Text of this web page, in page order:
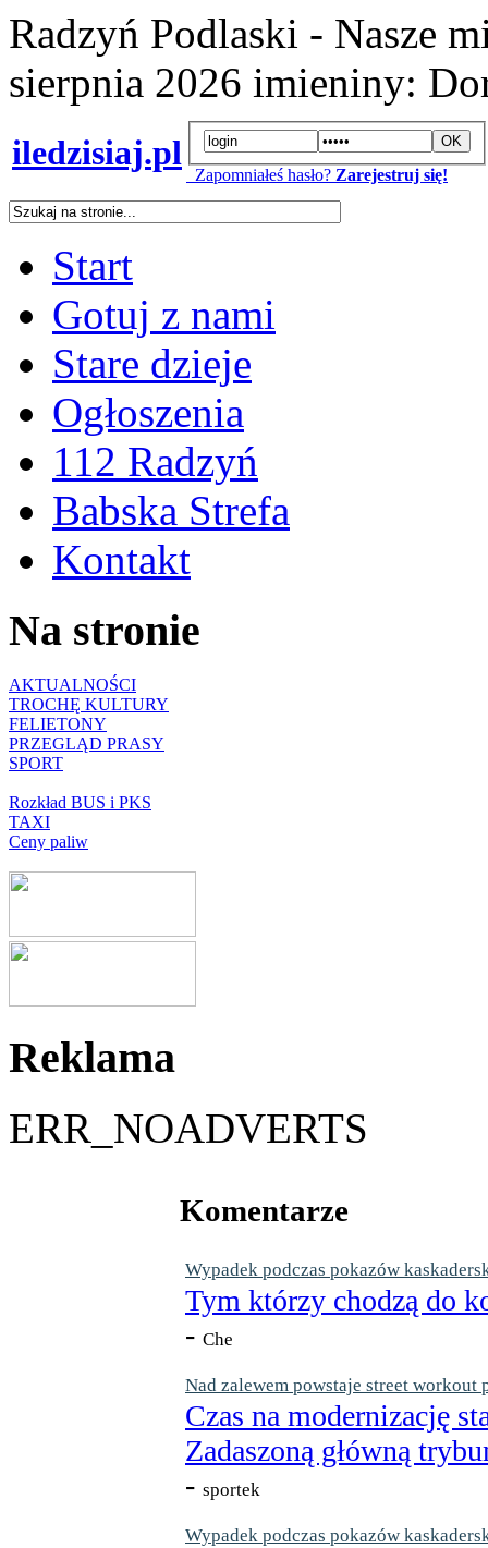
Radzyń Podlaski - Nasze
sierpnia 2026 imieniny:
iledzisiaj.pl
Zapomniałeś hasło? Zarejestruj się!
Start
Gotuj z nami
Stare dzieje
Ogłoszenia
112 Radzyń
Babska Strefa
Kontakt
Na stronie
AKTUALNOŚCI
TROCHĘ KULTURY
FELIETONY
PRZEGLĄD PRASY
SPORT
Rozkład BUS i PKS
TAXI
Ceny paliw
Reklama
ERR_NOADVERTS
Komentarze
Wypadek podczas pokazów
Tym którzy chodzą do
- Che
Nad zalewem powstaje street workout
Czas na modernizację
Zadaszoną główną
- sportek
Wypadek podczas pokazów